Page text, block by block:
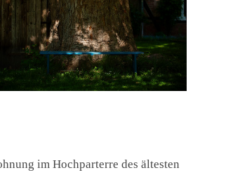
im Hochparterre des ältesten